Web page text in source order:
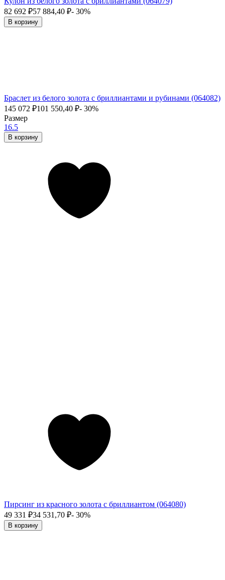
82 692 ₽57 884,40 ₽- 30%
В корзину
Браслет из белого золота с бриллиантами и рубинами (064082)
145 072 ₽101 550,40 ₽- 30%
Размер
16.5
В корзину
Пирсинг из красного золота с бриллиантом (064080)
49 331 ₽34 531,70 ₽- 30%
В корзину